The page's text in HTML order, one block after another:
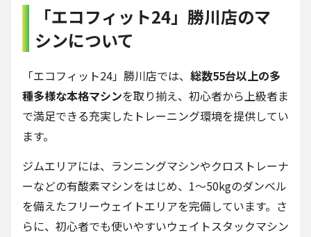
「エコフィット24」勝川店のマ
シンについて
「エコフィット24」勝川店では、 総数55台以上の多
種多様な本格マシンを取り揃え、初心者から上級者ま
で満足できる充実したトレーニング環境を提供してい
ます。
ジムエリアには、ランニングマシンやクロストレーナ
ーなどの有酸素マシンをはじめ、1～50kgのダンベル
を備えたフリーウェイトエリアを完備しています。さ
らに、初心者でも使いやすいウェイトスタックマシン